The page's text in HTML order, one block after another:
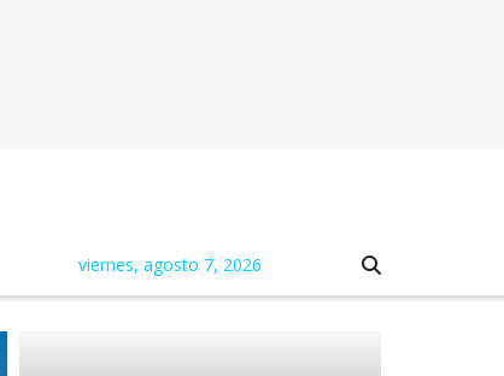
viernes, agosto 7, 2026